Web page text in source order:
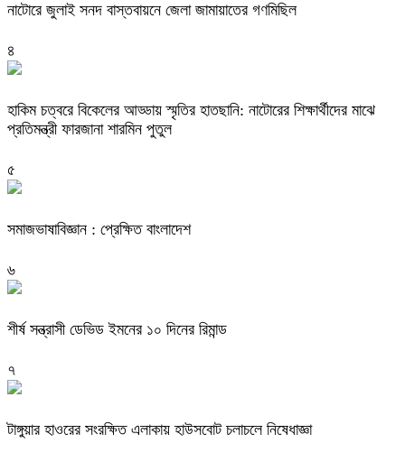
নাটোরে জুলাই সনদ বাস্তবায়নে জেলা জামায়াতের গণমিছিল
৪
হাকিম চত্বরে বিকেলের আড্ডায় স্মৃতির হাতছানি: নাটোরের শিক্ষার্থীদের মাঝে
প্রতিমন্ত্রী ফারজানা শারমিন পুতুল
৫
সমাজভাষাবিজ্ঞান : প্রেক্ষিত বাংলাদেশ
৬
শীর্ষ সন্ত্রাসী ডেভিড ইমনের ১০ দিনের রিমান্ড
৭
টাঙ্গুয়ার হাওরের সংরক্ষিত এলাকায় হাউসবোট চলাচলে নিষেধাজ্ঞা